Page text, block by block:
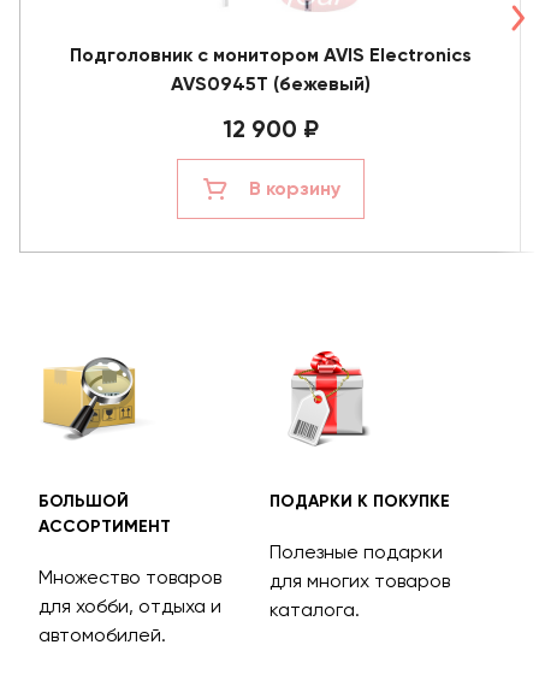
Подголовник с монитором AVIS Electronics
AVS0945T (бежевый)
12 900 ₽
В корзину
БОЛЬШОЙ
АССОРТИМЕНТ
Множество товаров
для хобби, отдыха и
автомобилей.
ПОДАРКИ К ПОКУПКЕ
Полезные подарки
для многих товаров
каталога.